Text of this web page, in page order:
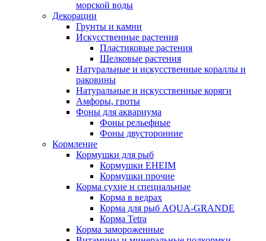
морской воды
Декорации
Грунты и камни
Искусственные растения
Пластиковые растения
Шелковые растения
Натуральные и искусственные кораллы и
раковины
Натуральные и искусственные коряги
Амфоры, гроты
Фоны для аквариума
Фоны рельефные
Фоны двусторонние
Кормление
Кормушки для рыб
Кормушки EHEIM
Кормушки прочие
Корма сухие и специальные
Корма в ведрах
Корма для рыб AQUA-GRANDE
Корма Tetra
Корма замороженные